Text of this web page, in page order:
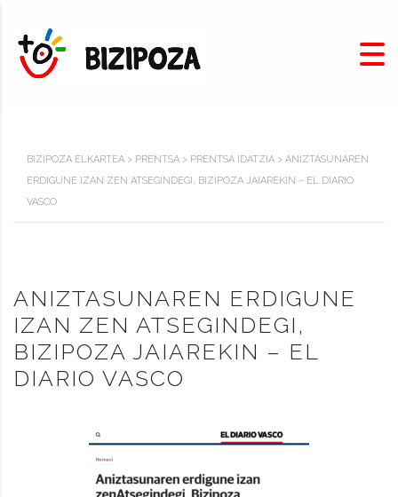
BIZIPOZA ELKARTEA > PRENTSA > PRENTSA IDATZIA > ANIZTASUNAREN
ERDIGUNE IZAN ZEN ATSEGINDEGI, BIZIPOZA JAIAREKIN – EL DIARIO
VASCO
ANIZTASUNAREN ERDIGUNE
IZAN ZEN ATSEGINDEGI,
BIZIPOZA JAIAREKIN – EL
DIARIO VASCO